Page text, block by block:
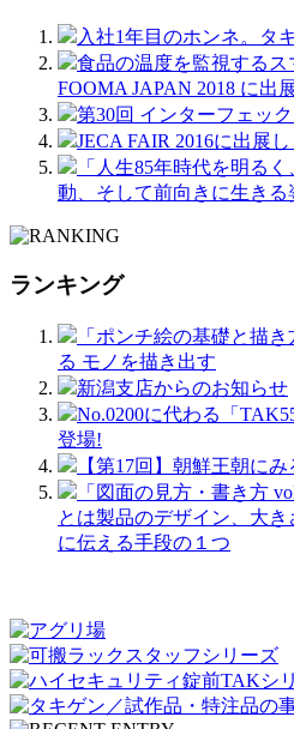
入社1年目のホンネ。タ
食品の温度を監視するス
FOOMA JAPAN 2018 に出
第30回 インターフェッ
JECA FAIR 2016に出展
「人生85年時代を明る
動、そして前向きに生きる
ランキング
「ポンチ絵の基礎と描
る モノを描き出す
新潟支店からのお知らせ
No.0200に代わる「
登場!
【第17回】朝鮮王朝に
「図面の見方・書き方
とは製品のデザイン、大
に伝える手段の１つ